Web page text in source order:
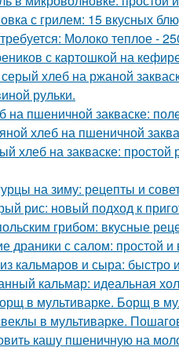
с грилем: 15 вкусных
Молоко теплое -
с картошкой на
хлеб на ржаной
рульки.
на пшеничной закваске:
хлеб на пшеничной
хлеб на закваске:
на зиму: рецепты и
рис: новый подход к
грибом: вкусные
драники с салом: простой
кальмаров и сыра: быстро
кальмар: идеальная
в мультиварке. Борщ в
в мультиварке.
кашу пшеничную на